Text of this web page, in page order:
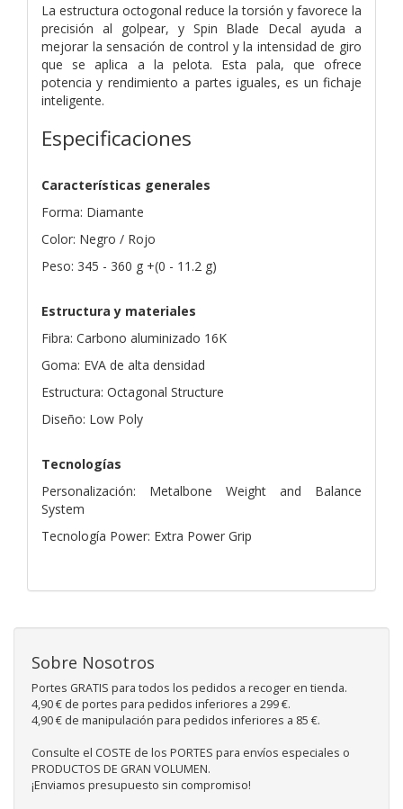
La estructura octogonal reduce la torsión y favorece la
precisión al golpear, y Spin Blade Decal ayuda a
mejorar la sensación de control y la intensidad de giro
que se aplica a la pelota. Esta pala, que ofrece
potencia y rendimiento a partes iguales, es un fichaje
inteligente.
Especificaciones
Características generales
Forma: Diamante
Color: Negro / Rojo
Peso: 345 - 360 g +(0 - 11.2 g)
Estructura y materiales
Fibra: Carbono aluminizado 16K
Goma: EVA de alta densidad
Estructura: Octagonal Structure
Diseño: Low Poly
Tecnologías
Personalización: Metalbone Weight and Balance
System
Tecnología Power: Extra Power Grip
Sobre Nosotros
Portes GRATIS para todos los pedidos a recoger en tienda.
4,90 € de portes para pedidos inferiores a 299 €.
4,90 € de manipulación para pedidos inferiores a 85 €.
Consulte el COSTE de los PORTES para envíos especiales o
PRODUCTOS DE GRAN VOLUMEN.
¡Enviamos presupuesto sin compromiso!